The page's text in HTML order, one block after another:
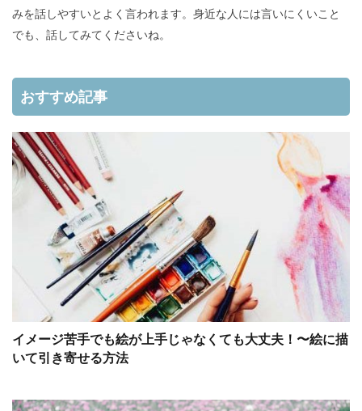
みを話しやすいとよく言われます。身近な人には言いにくいこと
でも、話してみてくださいね。
おすすめ記事
イメージ苦手でも絵が上手じゃなくても大丈夫！〜絵に描
いて引き寄せる方法